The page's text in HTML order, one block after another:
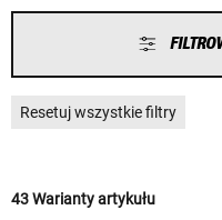
Resetuj wszystkie filtry
43 Warianty artykułu